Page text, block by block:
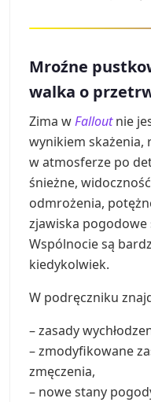
Mroźne
walka o
Zima wFalloutnie
wynikiem skażenia,
w atmosferze po
śnieżne,
odmrożenia,
zjawiska
Wspólnocie są
kiedykolwiek.
W podręczniku
– zasady
– zmodyfikowane
zmęczenia,
– nowe stany